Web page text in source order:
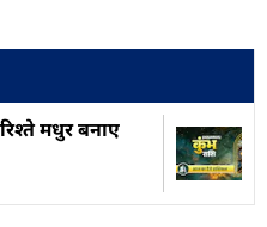
मधुर बनाए